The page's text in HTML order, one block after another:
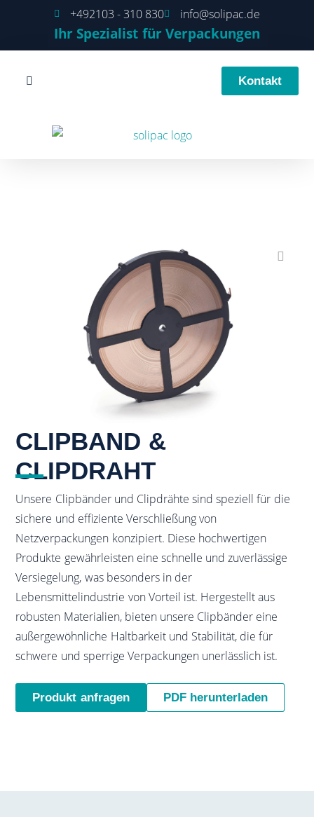
+492103 - 310 830 info@solipac.de
Ihr Spezialist für Verpackungen
Kontakt
CLIPBAND &
CLIPDRAHT
Unsere Clipbänder und Clipdrähte sind speziell für die
sichere und effiziente Verschließung von
Netzverpackungen konzipiert. Diese hochwertigen
Produkte gewährleisten eine schnelle und zuverlässige
Versiegelung, was besonders in der
Lebensmittelindustrie von Vorteil ist. Hergestellt aus
robusten Materialien, bieten unsere Clipbänder eine
außergewöhnliche Haltbarkeit und Stabilität, die für
schwere und sperrige Verpackungen unerlässlich ist.
Produkt anfragen PDF herunterladen